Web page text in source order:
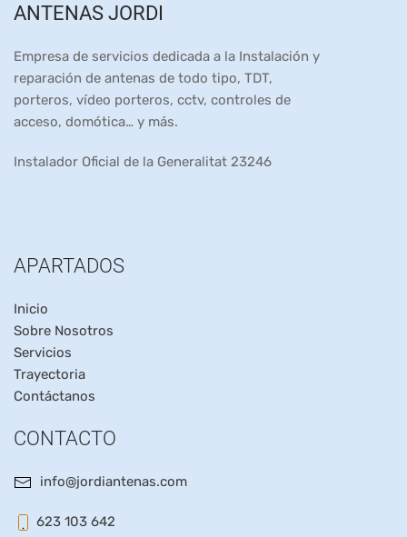
ANTENAS JORDI
Empresa de servicios dedicada a la Instalación y
reparación de antenas de todo tipo, TDT,
porteros, vídeo porteros, cctv, controles de
acceso, domótica… y más.
Instalador Oficial de la Generalitat 23246
APARTADOS
Inicio
Sobre Nosotros
Servicios
Trayectoria
Contáctanos
CONTACTO
info@jordiantenas.com
623 103 642